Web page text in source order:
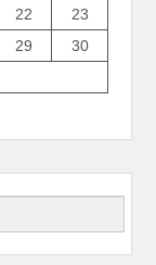
22
23
29
30